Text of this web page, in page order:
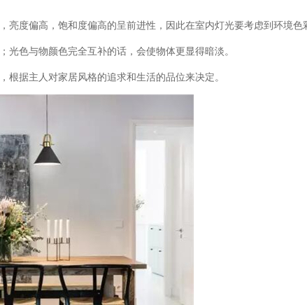
亮度偏高，饱和度偏高的呈前进性，因此在室内灯光要考虑到环境色
色与物颜色完全互补的话，会使物体更显得暗淡。
据主人对家居风格的追求和生活的品位来决定。